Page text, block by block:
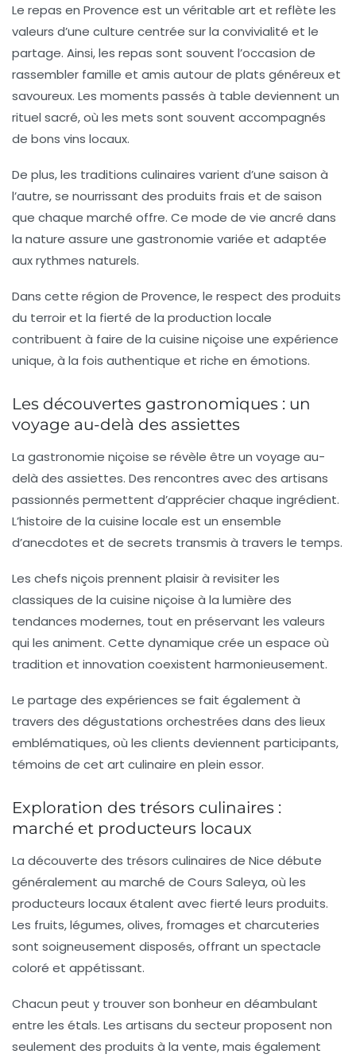
Le repas en Provence est un véritable art et reflète les
valeurs d’une culture centrée sur la convivialité et le
partage. Ainsi, les repas sont souvent l’occasion de
rassembler famille et amis autour de plats généreux et
savoureux. Les moments passés à table deviennent un
rituel sacré, où les mets sont souvent accompagnés
de bons vins locaux.
De plus, les traditions culinaires varient d’une saison à
l’autre, se nourrissant des produits frais et de saison
que chaque marché offre. Ce mode de vie ancré dans
la nature assure une gastronomie variée et adaptée
aux rythmes naturels.
Dans cette région de Provence, le respect des produits
du terroir et la fierté de la production locale
contribuent à faire de la cuisine niçoise une expérience
unique, à la fois authentique et riche en émotions.
Les découvertes gastronomiques : un
voyage au-delà des assiettes
La gastronomie niçoise se révèle être un voyage au-
delà des assiettes. Des rencontres avec des artisans
passionnés permettent d’apprécier chaque ingrédient.
L’histoire de la cuisine locale est un ensemble
d’anecdotes et de secrets transmis à travers le temps.
Les chefs niçois prennent plaisir à revisiter les
classiques de la cuisine niçoise à la lumière des
tendances modernes, tout en préservant les valeurs
qui les animent. Cette dynamique crée un espace où
tradition et innovation coexistent harmonieusement.
Le partage des expériences se fait également à
travers des dégustations orchestrées dans des lieux
emblématiques, où les clients deviennent participants,
témoins de cet art culinaire en plein essor.
Exploration des trésors culinaires :
marché et producteurs locaux
La découverte des trésors culinaires de Nice débute
généralement au marché de Cours Saleya, où les
producteurs locaux étalent avec fierté leurs produits.
Les fruits, légumes, olives, fromages et charcuteries
sont soigneusement disposés, offrant un spectacle
coloré et appétissant.
Chacun peut y trouver son bonheur en déambulant
entre les étals. Les artisans du secteur proposent non
seulement des produits à la vente, mais également